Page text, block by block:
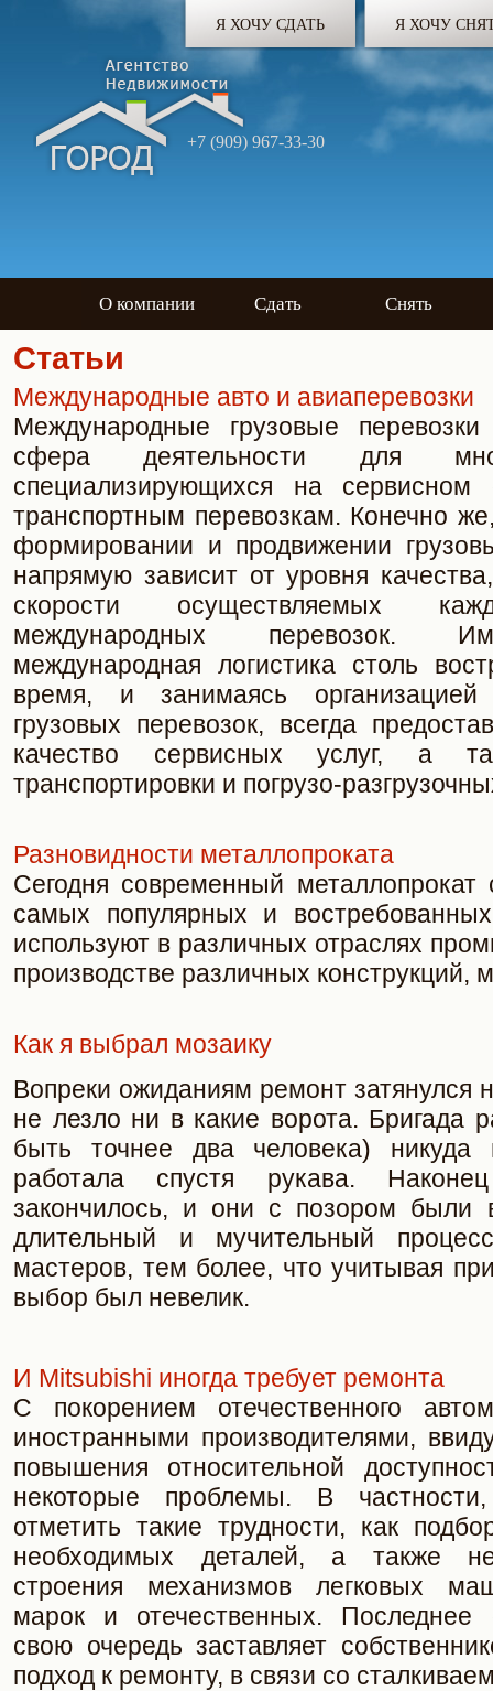
Я ХОЧУ СДАТЬ Я ХОЧУ
+7 (909) 967-33-30
О компании Сдать Снять
Статьи
Международные авто и авиаперевозки
Международные грузовые
сфера деятельности для
специализирующихся на сервисном
транспортным перевозкам. Конечно
формировании и продвижении
напрямую зависит от уровня
скорости осуществляемых
международных перевозок.
международная логистика столь
время, и занимаясь
грузовых перевозок, всегда
качество сервисных услуг, а
транспортировки и погрузо-
Разновидности металлопроката
Сегодня современный
самых популярных и
используют в различных отраслях
производстве различных конструкций,
Как я выбрал мозаику
Вопреки ожиданиям ремонт затянулся
не лезло ни в какие ворота. Бригада
быть точнее два человека) никуда
работала спустя рукава.
закончилось, и они с позором были
длительный и мучительный
мастеров, тем более, что учитывая
выбор был невелик.
И Mitsubishi иногда требует ремонта
С покорением отечественного
иностранными производителями,
повышения относительной
некоторые проблемы. В
отметить такие трудности, как
необходимых деталей, а также
строения механизмов легковых
марок и отечественных. Последнее
свою очередь заставляет
подход к ремонту, в связи со